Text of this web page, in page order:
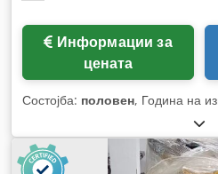
цената
Состојба: половен, Година на